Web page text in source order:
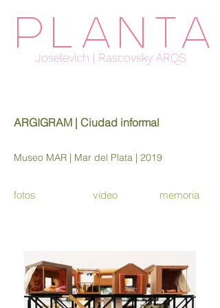
PLANTA
Joselevich | Rascovsky ARQS.
ARGIGRAM | Ciudad informal
Museo MAR | Mar del Plata | 2019
fotos video memoria